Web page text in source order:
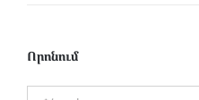
Որոնում